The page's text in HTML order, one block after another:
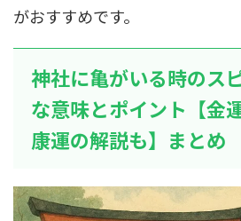
がおすすめです。
神社に亀がいる時のス
な意味とポイント【金
康運の解説も】まとめ